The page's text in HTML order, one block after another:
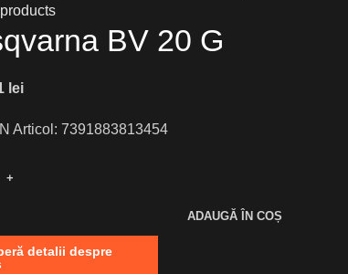
BV 20 G
lei
Articol: 7391883813454
ADAUGĂ ÎN COȘ
detalii despre